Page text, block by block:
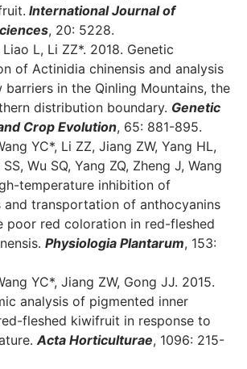
International Journal of
, 20: 5228.
Liao L, Li ZZ*. 2018. Genetic
of Actinidia chinensis and analysis
in the Qinling Mountains, the
distribution boundary. Genetic
Crop Evolution, 65: 881-895.
YC*, Li ZZ, Jiang ZW, Yang HL,
Wu SQ, Yang ZQ, Zheng J, Wang
temperature inhibition of
and transportation of anthocyanins
poor red coloration in red-fleshed
Physiologia Plantarum, 153:
YC*, Jiang ZW, Gong JJ. 2015.
analysis of pigmented inner
fleshed kiwifruit in response to
Acta Horticulturae, 1096: 215-